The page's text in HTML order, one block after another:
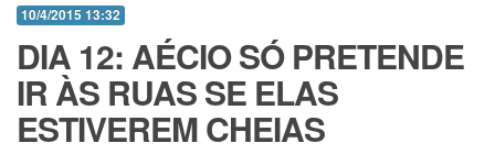
10/4/2015 13:32
DIA 12: AÉCIO SÓ PRETENDE
IR ÀS RUAS SE ELAS
ESTIVEREM CHEIAS